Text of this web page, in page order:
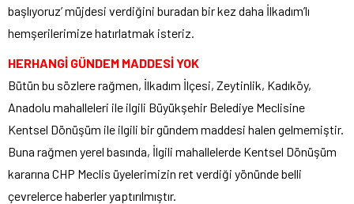
başlıyoruz’ müjdesi verdiğini buradan bir kez daha İlkadım’lı
hemşerilerimize hatırlatmak isteriz.
HERHANGİ GÜNDEM MADDESİ YOK
Bütün bu sözlere rağmen, İlkadım İlçesi, Zeytinlik, Kadıköy,
Anadolu mahalleleri ile ilgili Büyükşehir Belediye Meclisine
Kentsel Dönüşüm ile ilgili bir gündem maddesi halen gelmemiştir.
Buna rağmen yerel basında, İlgili mahallelerde Kentsel Dönüşüm
kararına CHP Meclis üyelerimizin ret verdiği yönünde belli
çevrelerce haberler yaptırılmıştır.